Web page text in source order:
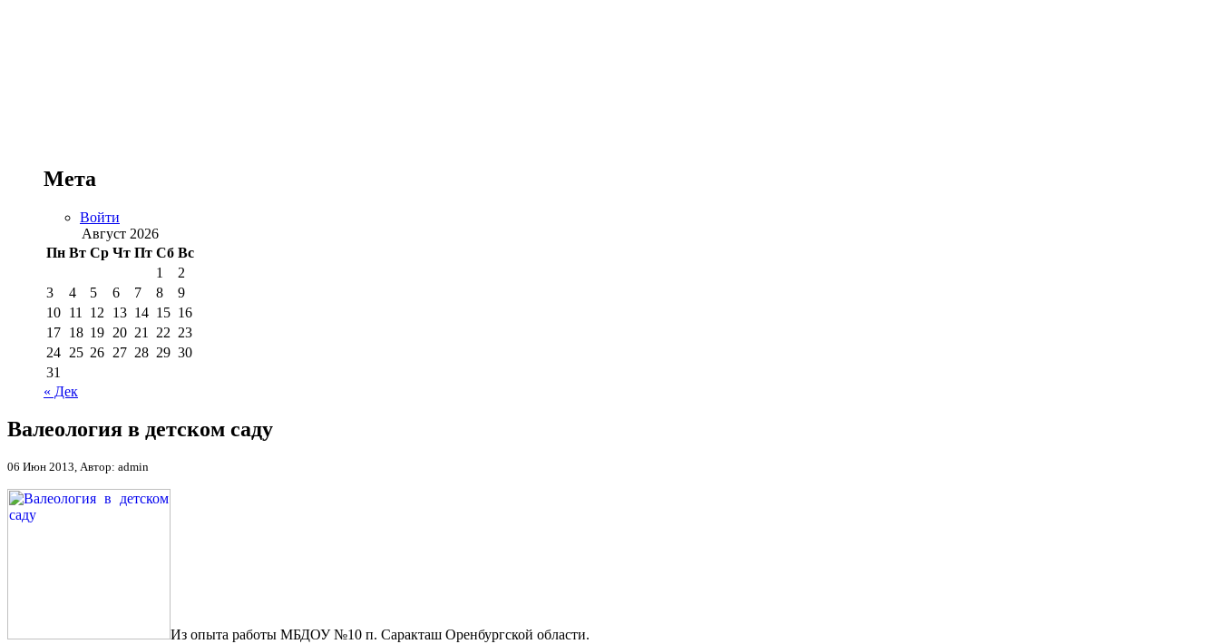
Мета
Войти
Август 2026
Пн Вт Ср Чт Пт Сб Вс
1
2
3
4 5 6 7 8
9
10 11 12 13 14 15 16
17 18 19 20 21 22 23
24 25 26 27 28 29 30
31
« Дек
Валеология в детском саду
06 Июн 2013, Автор: admin
Из опыта работы МБДОУ №10 п. Саракташ Оренбургской области.